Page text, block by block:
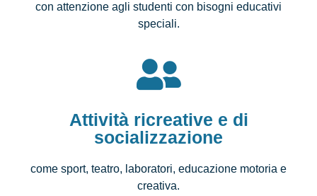
con attenzione agli studenti con bisogni educativi
speciali.
Attività ricreative e di
socializzazione
come sport, teatro, laboratori, educazione motoria e
creativa.